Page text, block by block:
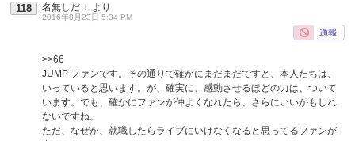
118 名無しだＪ より
2016年8月23日 5:34 PM
>>66
JUMP ファンです。その通りで確かにまだまだですと、本人たちは、
いっていると思います。が、確実に、感動させるほどの力は、ついて
います。でも、確かにファンが仲よくなれたら、さらにいいかもしれ
ないですね。
ただ、なぜか、就職したらライブにいけなくなると思ってるファンが